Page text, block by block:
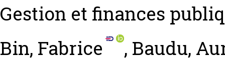
Gestion et finances
Bin, Fabrice
, Baudu,